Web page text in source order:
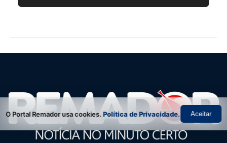
O Portal Remador usa cookies.Política de Privacidade. Aceitar